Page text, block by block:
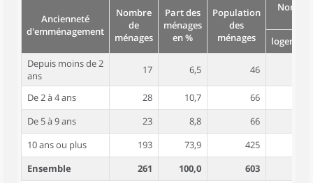
Ancienneté
d'emménagement
Nombre
de
ménages
Part des
ménages
en %
Population
des
ménages
logement
Depuis moins de 2
ans
17 6,5 46
De 2 à 4 ans 28 10,7 66
De 5 à 9 ans
23 8,8 66
10 ans ou plus
193 73,9 425
Ensemble
261 100,0 603